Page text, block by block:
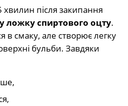
після закипання
ложку спиртового оцту.
в смаку, але створює легку
бульби. Завдяки